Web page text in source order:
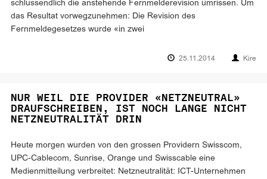
schlussendlich die anstehende Fernmelderevision umrissen. Um
das Resultat vorwegzunehmen: Die Revision des
Fernmeldegesetzes wurde «in zwei
25.11.2014 Kire
NUR WEIL DIE PROVIDER «NETZNEUTRAL»
DRAUFSCHREIBEN, IST NOCH LANGE NICHT
NETZNEUTRALITÄT DRIN
Heute morgen wurden von den grossen Providern Swisscom,
UPC-Cablecom, Sunrise, Orange und Swisscable eine
Medienmitteilung verbreitet: Netzneutralität: ICT-Unternehmen